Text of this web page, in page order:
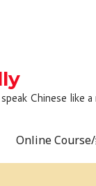
Chinese like
Online